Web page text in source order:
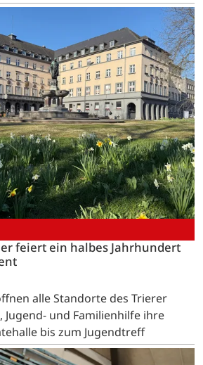
feiert ein halbes Jahrhundert
alle Standorte des Trierer
Jugend- und Familienhilfe ihre
bis zum Jugendtreff